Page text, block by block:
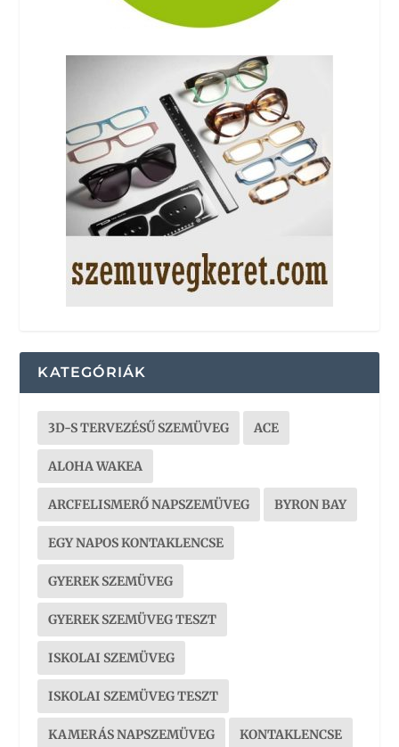
KATEGÓRIÁK
3D-S TERVEZÉSŰ SZEMÜVEG ACE
ALOHA WAKEA
ARCFELISMERŐ NAPSZEMÜVEG BYRON BAY
EGY NAPOS KONTAKLENCSE
GYEREK SZEMÜVEG
GYEREK SZEMÜVEG TESZT
ISKOLAI SZEMÜVEG
ISKOLAI SZEMÜVEG TESZT
KAMERÁS NAPSZEMÜVEG KONTAKLENCSE